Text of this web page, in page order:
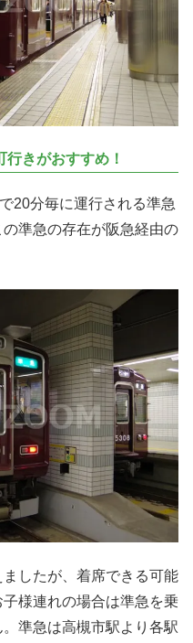
きがおすすめ！
20分毎に運行される準急
準急の存在が阪急経由の
したが、着席できる可能
様連れの場合は準急を乗
準急は高槻市駅より各駅